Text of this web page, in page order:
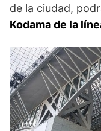
de la ciudad,
Kodama de la